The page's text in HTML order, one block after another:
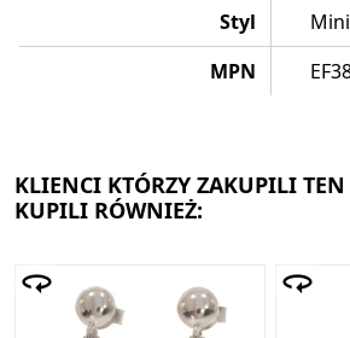
Styl
MPN
KLIENCI KTÓRZY ZAKUPILI
KUPILI RÓWNIEŻ: